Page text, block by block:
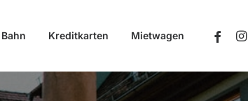
Bahn Kreditkarten Mietwagen